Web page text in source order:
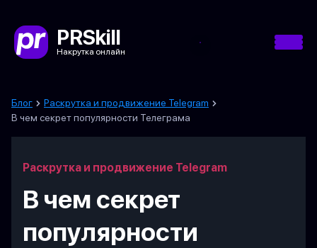
PRSkill
Накрутка онлайн
Блог
Раскрутка и продвижение Telegram
В чем секрет популярности Телеграма
Раскрутка и продвижение Telegram
В чем секрет
популярности